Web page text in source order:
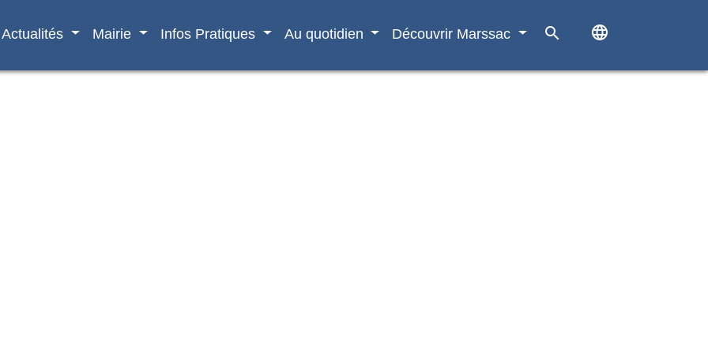
Actualités Mairie Infos Pratiques Au quotidien Découvrir Marssac search language